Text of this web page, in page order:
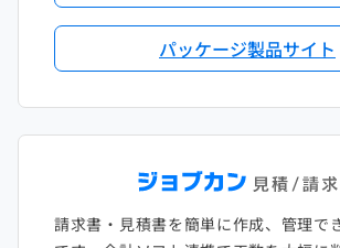
パッケージ製品サイト
請求書・見積書を簡単に作成、管理で